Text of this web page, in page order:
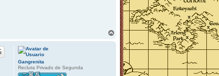
Gangrenita
Recluta Privado de Segunda